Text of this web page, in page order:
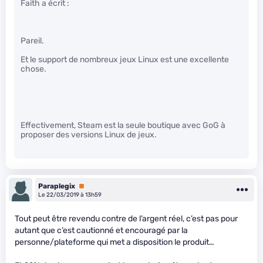
Faith a écrit :
Pareil.
Et le support de nombreux jeux Linux est une excellente
chose.
Effectivement, Steam est la seule boutique avec GoG à
proposer des versions Linux de jeux.
Paraplegix Premium
Le 22/03/2019 à 13h59
Tout peut être revendu contre de l’argent réel, c’est pas pour
autant que c’est cautionné et encouragé par la
personne/plateforme qui met a disposition le produit…